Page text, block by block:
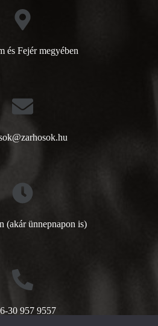
és Fejér megyében
(akár ünnepnapon is)
30 957 9557